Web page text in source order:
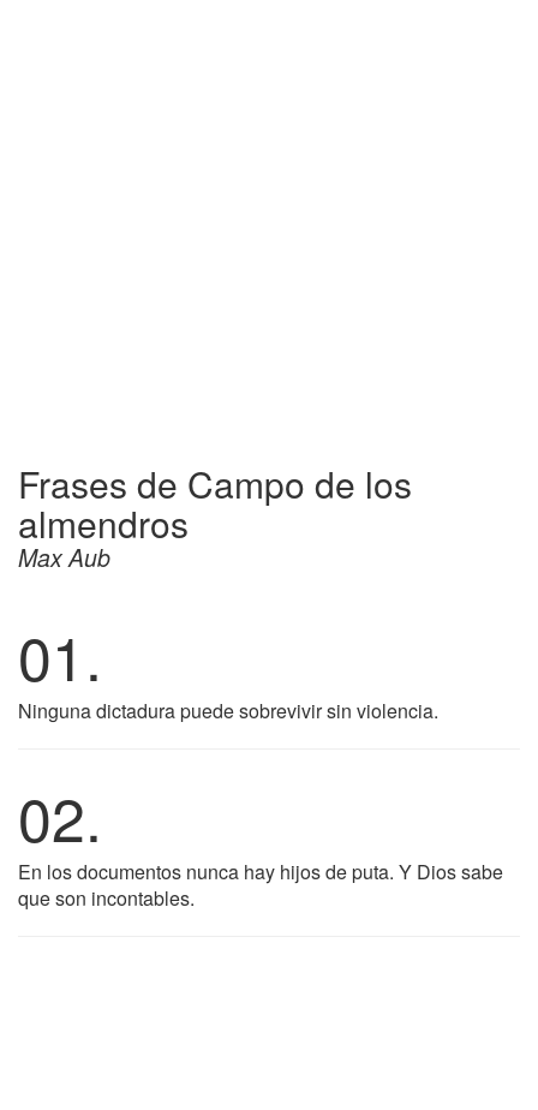
Frases de Campo de los
almendros
Max Aub
01.
Ninguna dictadura puede sobrevivir sin violencia.
02.
En los documentos nunca hay hijos de puta. Y Dios sabe
que son incontables.